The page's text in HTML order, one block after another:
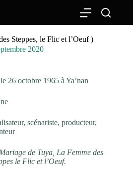
Steppes, le Flic et l’Oeuf )
2020
26 octobre 1965 à Ya’nan
scénariste, producteur,
de Tuya, La Femme des
le Flic et l’Oeuf.